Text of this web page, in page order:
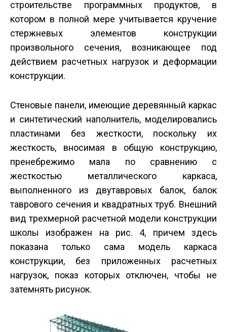
строительстве программных продуктов, в
котором в полной мере учитывается кручение
стержневых элементов конструкции
произвольного сечения, возникающее под
действием расчетных нагрузок и деформации
конструкции.
Стеновые панели, имеющие деревянный каркас
и синтетический наполнитель, моделировались
пластинами без жесткости, поскольку их
жесткость, вносимая в общую конструкцию,
пренебрежимо мала по сравнению с
жесткостью металлического каркаса,
выполненного из двутавровых балок, балок
таврового сечения и квадратных труб. Внешний
вид трехмерной расчетной модели конструкции
школы изображен на рис. 4, причем здесь
показана только сама модель каркаса
конструкции, без приложенных расчетных
нагрузок, показ которых отключен, чтобы не
затемнять рисунок.